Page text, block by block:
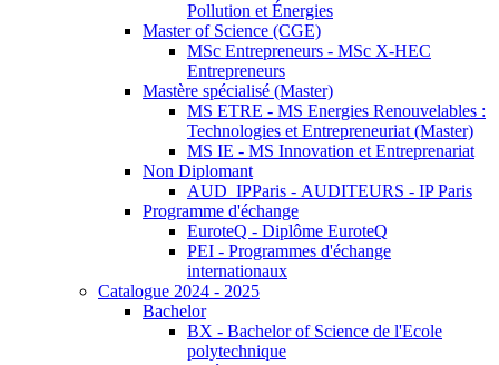
Pollution et Énergies
Master of Science (CGE)
MSc Entrepreneurs - MSc X-HEC
Entrepreneurs
Mastère spécialisé (Master)
MS ETRE - MS Energies Renouvelables :
Technologies et Entrepreneuriat (Master)
MS IE - MS Innovation et Entreprenariat
Non Diplomant
AUD_IPParis - AUDITEURS - IP Paris
Programme d'échange
EuroteQ - Diplôme EuroteQ
PEI - Programmes d'échange
internationaux
Catalogue 2024 - 2025
Bachelor
BX - Bachelor of Science de l'Ecole
polytechnique